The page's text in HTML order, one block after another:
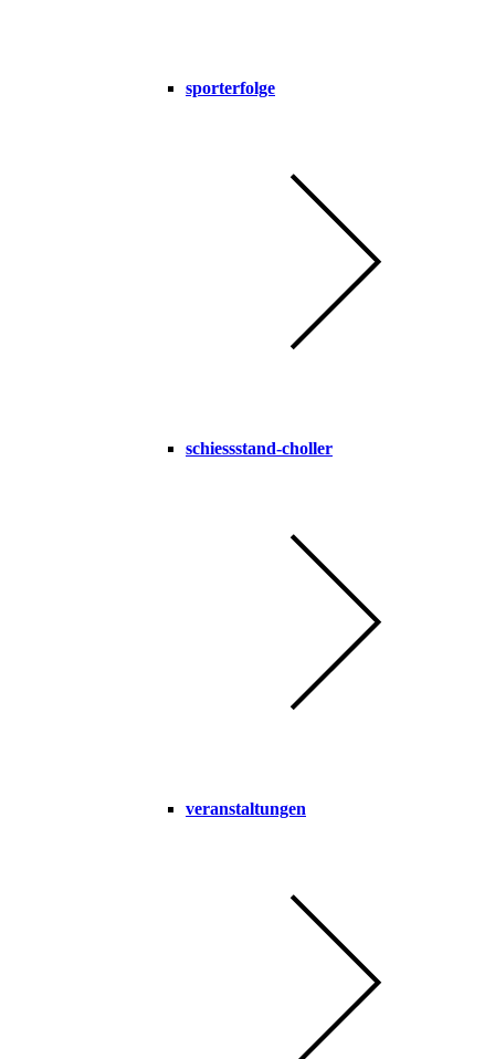
sporterfolge
schiessstand-choller
veranstaltungen